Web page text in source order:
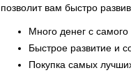
позволит вам быстро
Много денег с
Быстрое развитие и
Покупка самых